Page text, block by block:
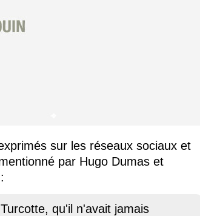
sur les réseaux sociaux et
par Hugo Dumas et
:
qu'il n'avait jamais